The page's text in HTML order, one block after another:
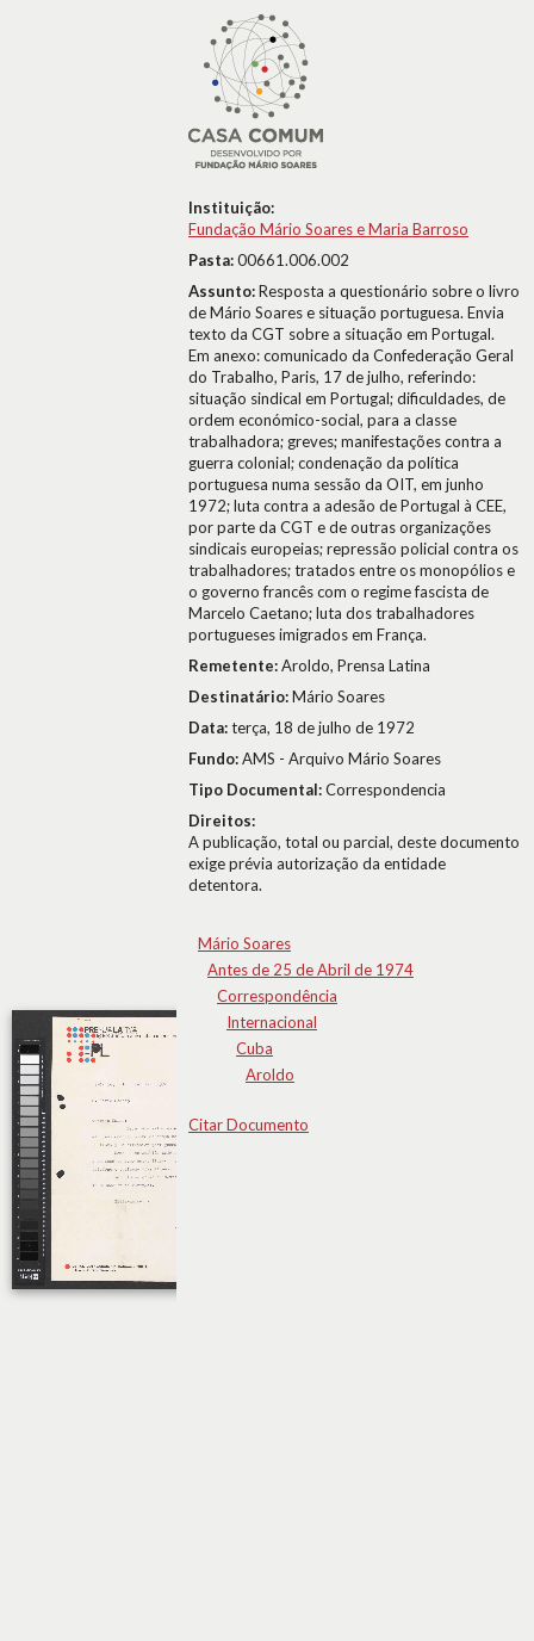
Instituição:
Fundação Mário Soares e Maria Barroso
Pasta:00661.006.002
Assunto:Resposta a questionário sobre o livro
de Mário Soares e situação portuguesa. Envia
texto da CGT sobre a situação em Portugal.
Em anexo: comunicado da Confederação Geral
do Trabalho, Paris, 17 de julho, referindo:
situação sindical em Portugal; dificuldades, de
ordem económico-social, para a classe
trabalhadora; greves; manifestações contra a
guerra colonial; condenação da política
portuguesa numa sessão da OIT, em junho
1972; luta contra a adesão de Portugal à CEE,
por parte da CGT e de outras organizações
sindicais europeias; repressão policial contra os
trabalhadores; tratados entre os monopólios e
o governo francês com o regime fascista de
Marcelo Caetano; luta dos trabalhadores
portugueses imigrados em França.
Remetente:Aroldo, Prensa Latina
Destinatário:Mário Soares
Data:terça, 18 de julho de 1972
Fundo:AMS - Arquivo Mário Soares
Tipo Documental:Correspondencia
Direitos:
A publicação, total ou parcial, deste documento
exige prévia autorização da entidade
detentora.
Mário Soares
Antes de 25 de Abril de 1974
Correspondência
Internacional
Cuba
Aroldo
Citar Documento